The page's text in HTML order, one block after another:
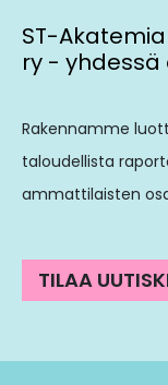
ST-
ry - yhdessä
Rakennamme
taloudellista
ammattilaisten
TILAA